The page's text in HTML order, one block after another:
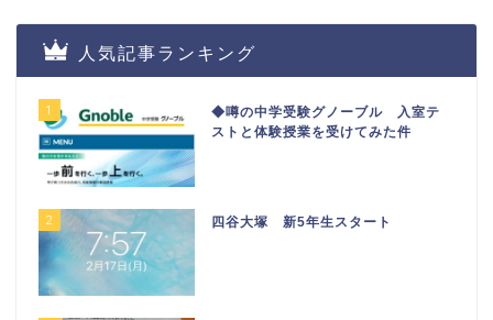
人気記事ランキング
1
◆噂の中学受験グノーブル 入室テ
ストと体験授業を受けてみた件
2 四谷大塚 新5年生スタート